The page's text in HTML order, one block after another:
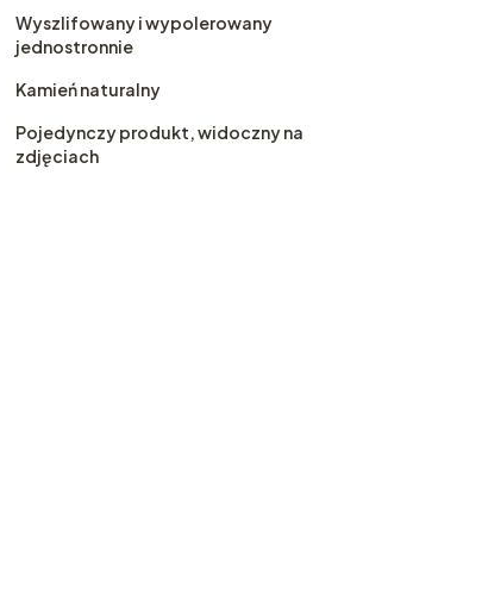
Wyszlifowany i wypolerowany
jednostronnie
Kamień naturalny
Pojedynczy produkt, widoczny na
zdjęciach